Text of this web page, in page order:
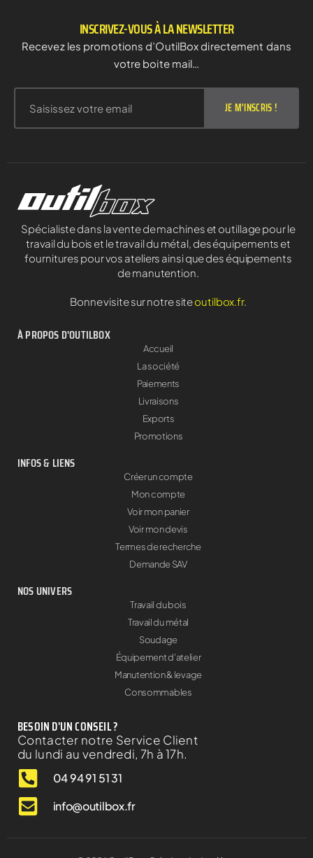
INSCRIVEZ-VOUS À LA NEWSLETTER
Recevez les promotions d’OutilBox directement dans
votre boite mail…
JE M'INSCRIS !
Spécialiste dans la vente de machines et outillage pour le
travail du bois et le travail du métal, des équipements et
fournitures pour vos ateliers ainsi que des équipements
de manutention.
Bonne visite sur notre siteoutilbox.fr.
À PROPOS D'OUTILBOX
Accueil
La société
Paiements
Livraisons
Exports
Promotions
INFOS & LIENS
Créer un compte
Mon compte
Voir mon panier
Voir mon devis
Termes de recherche
Demande SAV
NOS UNIVERS
Travail du bois
Travail du métal
Soudage
Équipement d'atelier
Manutention & levage
Consommables
BESOIN D'UN CONSEIL ?
Contacter notre Service Client
du lundi au vendredi, 7h à 17h.
04 94 91 51 31
info@outilbox.fr